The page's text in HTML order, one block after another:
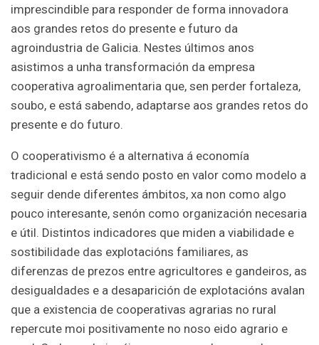
imprescindible para responder de forma innovadora
aos grandes retos do presente e futuro da
agroindustria de Galicia. Nestes últimos anos
asistimos a unha transformación da empresa
cooperativa agroalimentaria que, sen perder fortaleza,
soubo, e está sabendo, adaptarse aos grandes retos do
presente e do futuro.
O cooperativismo é a alternativa á economía
tradicional e está sendo posto en valor como modelo a
seguir dende diferentes ámbitos, xa non como algo
pouco interesante, senón como organización necesaria
e útil. Distintos indicadores que miden a viabilidade e
sostibilidade das explotacións familiares, as
diferenzas de prezos entre agricultores e gandeiros, as
desigualdades e a desaparición de explotacións avalan
que a existencia de cooperativas agrarias no rural
repercute moi positivamente no noso eido agrario e